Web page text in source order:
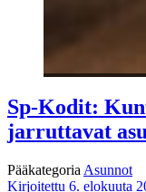
Sp-Kodit:
jarruttavat
Pääkategoria Asunnot
Kirjoitettu 6. elokuuta